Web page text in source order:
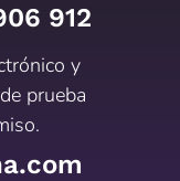
912
y
prueba